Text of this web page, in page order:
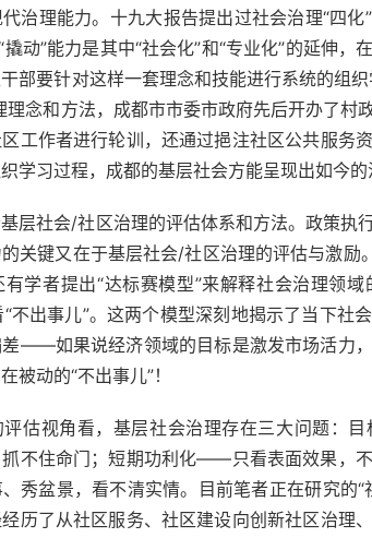
治理能力。十九大报告提出过社会治理“四
撬动”能力是其中“社会化”和“专业化”的延伸
部要针对这样一套理念和技能进行系统的组
理念和方法，成都市市委市政府先后开办了村
工作者进行轮训，还通过挹注社区公共服务
学习过程，成都的基层社会方能呈现出如今的
层社会/社区治理的评估体系和方法。政策执
关键又在于基层社会/社区治理的评估与激励
学者提出“达标赛模型”来解释社会治理领
不出事儿”。这两个模型深刻地揭示了当下社
差——如果说经济领域的目标是激发市场活力
被动的“不出事儿”！
评估视角看，基层社会治理存在三大问题：
不住命门；短期功利化——只看表面效果，
盆景，看不清实情。目前笔者正在研究的“
历了从社区服务、社区建设向创新社区治理